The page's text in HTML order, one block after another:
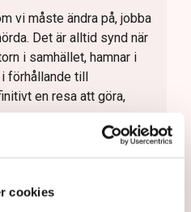
cookies
vi måste ändra på, jobba
Det är alltid synd när
i samhället, hamnar i
förhållande till
en resa att göra,
för Svenskt
håller med.
och gör mer rätt